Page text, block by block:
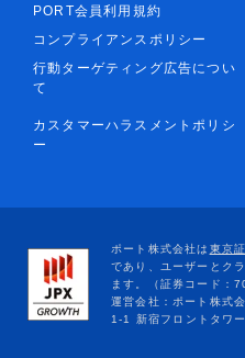
PORT会員利用規約
コンプライアンスポリシー
行動ターゲティング広告につい
て
カスタマーハラスメントポリシ
ー